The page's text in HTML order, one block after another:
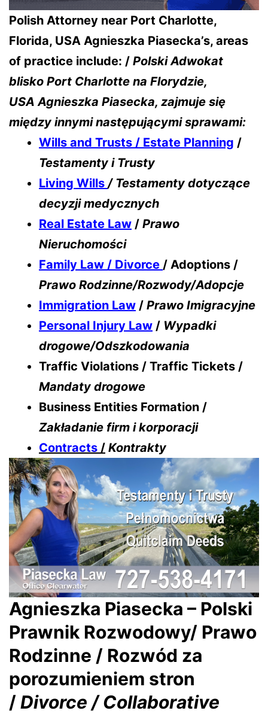
Polish Attorney near Port Charlotte,
Florida, USA Agnieszka Piasecka’s, areas
of practice include: / Polski Adwokat
blisko Port Charlotte na Florydzie,
USAAgnieszka Piasecka, zajmuje się
między innymi następującymi sprawami:
Wills and Trusts / Estate Planning /
Testamenty i Trusty
Living Wills / Testamenty dotyczące
decyzji medycznych
Real Estate Law / Prawo
Nieruchomości
Family Law / Divorce / Adoptions /
Prawo Rodzinne/Rozwody/Adopcje
Immigration Law / Prawo Imigracyjne
Personal Injury Law / Wypadki
drogowe/Odszkodowania
Traffic Violations / Traffic Tickets /
Mandaty drogowe
Business Entities Formation /
Zakładanie firm i korporacji
Contracts / Kontrakty
Agnieszka Piasecka – Polski
Prawnik Rozwodowy/ Prawo
Rodzinne / Rozwód za
porozumieniem stron
/Divorce / Collaborative